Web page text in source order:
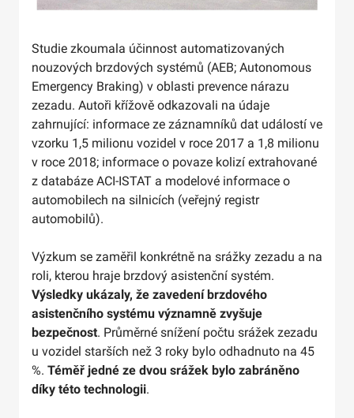
Studie zkoumala účinnost automatizovaných
nouzových brzdových systémů (AEB; Autonomous
Emergency Braking) v oblasti prevence nárazu
zezadu. Autoři křížově odkazovali na údaje
zahrnující: informace ze záznamníků dat událostí ve
vzorku 1,5 milionu vozidel v roce 2017 a 1,8 milionu
v roce 2018; informace o povaze kolizí extrahované
z databáze ACI-ISTAT a modelové informace o
automobilech na silnicích (veřejný registr
automobilů).
Výzkum se zaměřil konkrétně na srážky zezadu a na
roli, kterou hraje brzdový asistenční systém.
Výsledky ukázaly, že zavedení brzdového
asistenčního systému významně zvyšuje
bezpečnost. Průměrné snížení počtu srážek zezadu
u vozidel starších než 3 roky bylo odhadnuto na 45
%. Téměř jedné ze dvou srážek bylo zabráněno
díky této technologii.